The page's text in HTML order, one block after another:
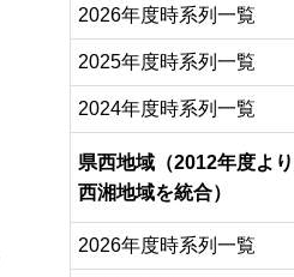
2026年度時系列一覧
2025年度時系列一覧
2024年度時系列一覧
県西地域（2012年度よ
西湘地域を統合）
2026年度時系列一覧